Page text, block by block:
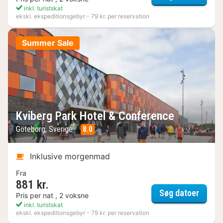
inkl. turistskat
ekskl. ekspeditionsgebyr - 79 kr. per reservation
Summer Sale
Kviberg Park Hotel & Conference
Göteborg, Sverige 8.0
Inklusive morgenmad
Fra
881 kr.
Pris per nat , 2 voksne
inkl. turistskat
ekskl. ekspeditionsgebyr - 79 kr. per reservation
Søg datoer